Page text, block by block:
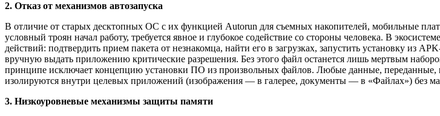
2. Отказ от механизмов автозапуска
В отличие от старых десктопных ОС с их функцией Autorun для съемных накопителей, мобильные
условный троян начал работу, требуется явное и глубокое содействие со стороны человека. В
действий: подтвердить прием пакета от незнакомца, найти его в загрузках, запустить установку из
вручную выдать приложению критические разрешения. Без этого файл останется лишь мертвым
принципе исключает концепцию установки ПО из произвольных файлов. Любые данные,
изолируются внутри целевых приложений (изображения — в галерее, документы — в «Файлах») без
3. Низкоуровневые механизмы защиты памяти